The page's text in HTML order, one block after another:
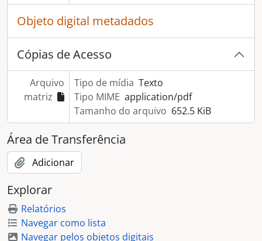
Objeto digital metadados
Cópias de Acesso
Arquivo
matriz
Tipo de mídia Texto
Tipo MIME application/pdf
Tamanho do arquivo 652.5 KiB
Área de Transferência
Adicionar
Explorar
Relatórios
Navegar como lista
Navegar pelos objetos digitais